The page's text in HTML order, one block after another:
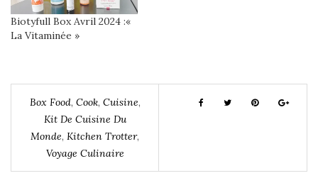
Biotyfull Box Avril 2024 :«
La Vitaminée »
Box Food, Cook, Cuisine,
Kit De Cuisine Du
Monde, Kitchen Trotter,
Voyage Culinaire